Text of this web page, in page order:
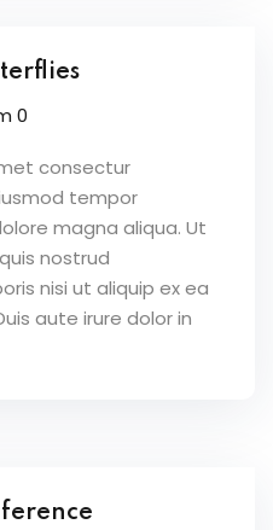
0
consectur
tempor
magna aliqua. Ut
nostrud
nisi ut aliquip ex ea
aute irure dolor in